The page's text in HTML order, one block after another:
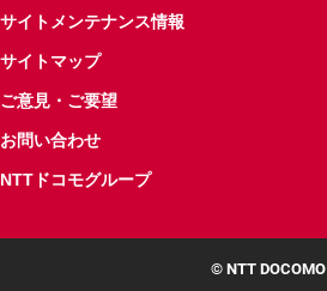
サイトメンテナンス情報
サイトマップ
ご意見・ご要望
お問い合わせ
NTTドコモグループ
© NTT DOCOMO